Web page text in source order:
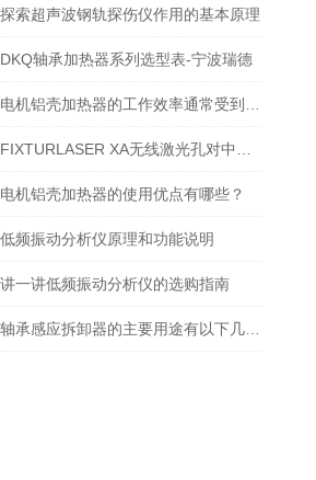
探索超声波钢轨探伤仪作用的基本原理
DKQ轴承加热器系列选型表-宁波瑞德
电机铝壳加热器的使用优点有哪些？
低频振动分析仪原理和功能说明
讲一讲低频振动分析仪的选购指南